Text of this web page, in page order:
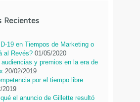
Recientes
19 en Tiempos de Marketing o
al Revés? 01/05/2020
audiencias y premios en la era de
20/02/2019
por el tiempo libre
2019
el anuncio de Gillette resultó